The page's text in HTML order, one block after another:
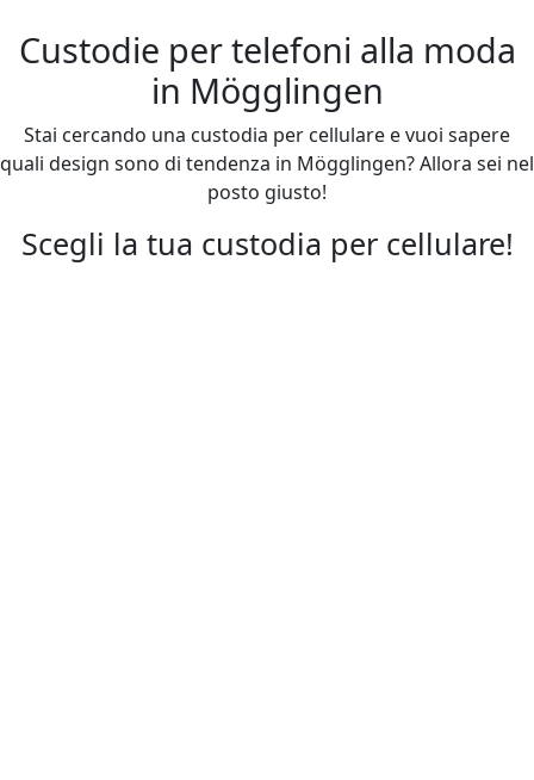
Custodie per telefoni alla moda
in Mögglingen
Stai cercando una custodia per cellulare e vuoi sapere
quali design sono di tendenza in Mögglingen? Allora sei nel
posto giusto!
Scegli la tua custodia per cellulare!